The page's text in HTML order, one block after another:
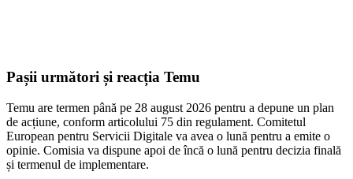
Pașii următori și reacția Temu
Temu are termen până pe 28 august 2026 pentru a depune un plan
de acțiune, conform articolului 75 din regulament. Comitetul
European pentru Servicii Digitale va avea o lună pentru a emite o
opinie. Comisia va dispune apoi de încă o lună pentru decizia finală
și termenul de implementare.